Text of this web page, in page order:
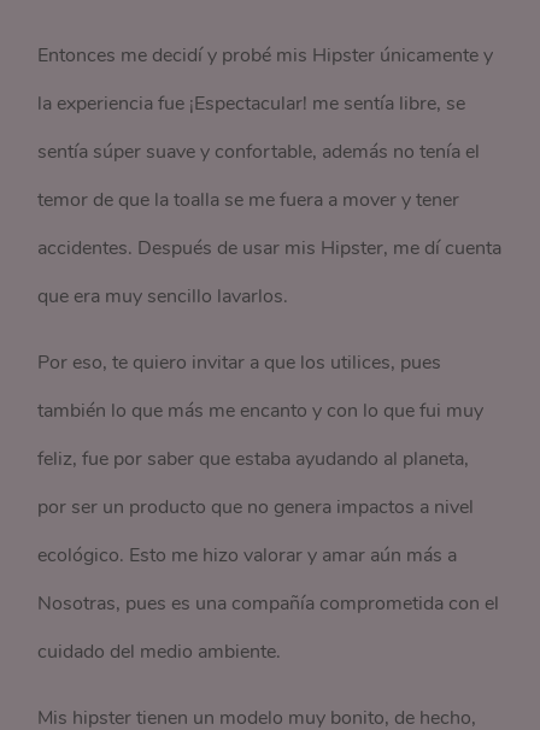
Entonces me decidí y probé mis Hipster únicamente y
la experiencia fue ¡Espectacular! me sentía libre, se
sentía súper suave y confortable, además no tenía el
temor de que la toalla se me fuera a mover y tener
accidentes. Después de usar mis Hipster, me dí cuenta
que era muy sencillo lavarlos.
Por eso, te quiero invitar a que los utilices, pues
también lo que más me encanto y con lo que fui muy
feliz, fue por saber que estaba ayudando al planeta,
por ser un producto que no genera impactos a nivel
ecológico. Esto me hizo valorar y amar aún más a
Nosotras, pues es una compañía comprometida con el
cuidado del medio ambiente.
Mis hipster tienen un modelo muy bonito, de hecho,